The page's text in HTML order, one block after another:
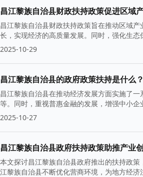
昌江黎族自治县财政扶持政策促进区域
昌江黎族自治县财政扶持政策旨在推动区域
长，实现经济的高质量发展。同时，强化生
2025-10-29
昌江黎族自治县的政府政策扶持是什么？
昌江黎族自治县在推动经济发展方面实施了
等。同时，重视普惠金融的发展，增强中小
2025-10-27
昌江黎族自治县政府扶持政策助推产业
本文探讨昌江黎族自治县政府推出的扶持政
江黎族自治县不断优化营商环境，为地方经